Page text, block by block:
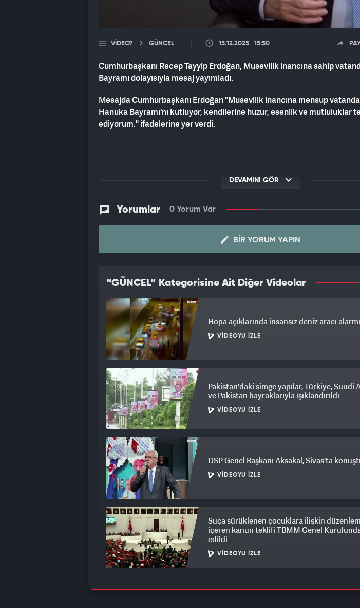
VIDEO7 GÜNCEL 15.12.2025 15:50
Cumhurbaşkanı Recep Tayyip Erdoğan, Musevilik inancına sahip
Bayramı dolayısıyla mesaj yayımladı.
Mesajda Cumhurbaşkanı Erdoğan "Musevilik inancına mensup
Hanuka Bayramı'nı kutluyor, kendilerine huzur, esenlik ve mutluluklar
ediyorum." ifadelerine yer verdi.
DEVAMINI GÖR
Yorumlar 0 Yorum Var
BIR YORUM YAPIN
“GÜNCEL” Kategorisine Ait Diğer Videolar
Hopa açıklarında insansız deniz aracı alarmı
VIDEOYU İZLE
Pakistan'daki simge yapılar, Türkiye, Suudi
ve Pakistan bayraklarıyla ışıklandırıldı
VIDEOYU İZLE
DSP Genel Başkanı Aksakal, Sivas'ta
VIDEOYU İZLE
Suça sürüklenen çocuklara ilişkin
içeren kanun teklifi TBMM Genel
edildi
VIDEOYU İZLE